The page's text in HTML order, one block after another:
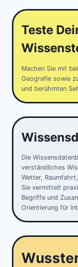
Teste
Machen Sie mit
Geografie sowie
und berühmten
Die
verständliches
Wetter,
Sie vermittelt
Begriffe und
Orientierung für